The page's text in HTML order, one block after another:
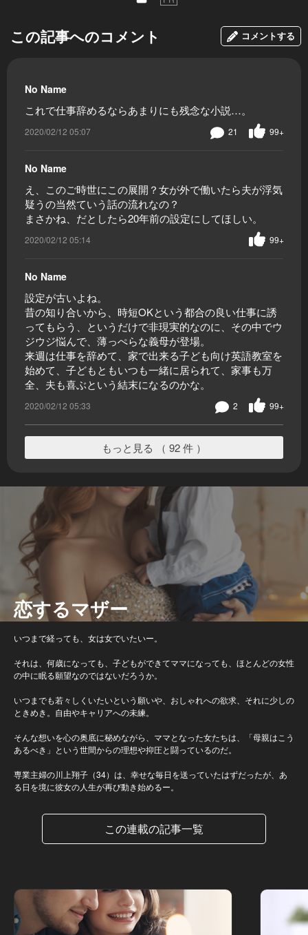
この記事へのコメント コメントする
No Name
これで仕事辞めるならあまりにも残念な小説…。
2020/02/12 05:07 99+
21
No Name
え、このご時世にこの展開？女が外で働いたら夫が浮気
疑うの当然ていう話の流れなの？
まさかね、だとしたら20年前の設定にしてほしい。
2020/02/12 05:14 99+
No Name
設定が古いよね。
昔の知り合いから、時短OKという都合の良い仕事に誘
ってもらう、というだけで非現実的なのに、その中でウ
ジウジ悩んで、薄っぺらな義母が登場。
来週は仕事を辞めて、家で出来る子ども向け英語教室を
始めて、子どもともいつも一緒に居られて、家事も万
全、夫も喜ぶという結末になるのかな。
2020/02/12 05:33 99+
2
もっと見る （ 92 件 ）
恋するマザー
いつまで経っても、女は女でいたいー。
それは、何歳になっても、子どもができてママになっても、ほとんどの女性
の中に眠る願望なのではないだろうか。
いつまでも若々しくいたいという願いや、おしゃれへの欲求、それに少しの
ときめき。自由やキャリアへの未練。
そんな想いを心の奥底に秘めながら、ママとなった女たちは、「母親はこう
あるべき」という世間からの理想や抑圧と闘っているのだ。
専業主婦の川上翔子（34）は、幸せな毎日を送っていたはずだったが、あ
る日を境に彼女の人生が再び動き始めるー。
この連載の記事一覧